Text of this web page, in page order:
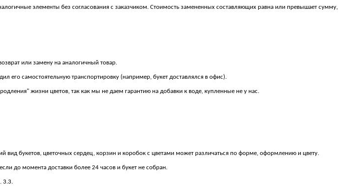
элементы без согласования с заказчиком. Стоимость замененных составляющих равна или превышает сумму,
или замену на аналогичный товар.
его самостоятельную транспортировку (например, букет доставлялся в офис).
жизни цветов, так как мы не даем гарантию на добавки к воде, купленные не у нас.
букетов, цветочных сердец, корзин и коробок с цветами может различаться по форме, оформлению и цвету.
до момента доставки более 24 часов и букет не собран.
3.3.